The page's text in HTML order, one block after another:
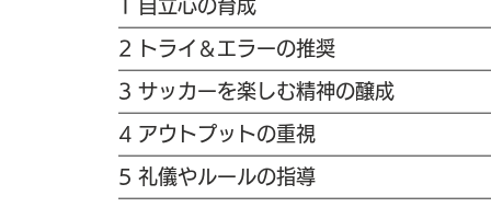
1 自立心の育成
2 トライ＆エラーの推奨
3 サッカーを楽しむ精神の醸成
4 アウトプットの重視
5 礼儀やルールの指導